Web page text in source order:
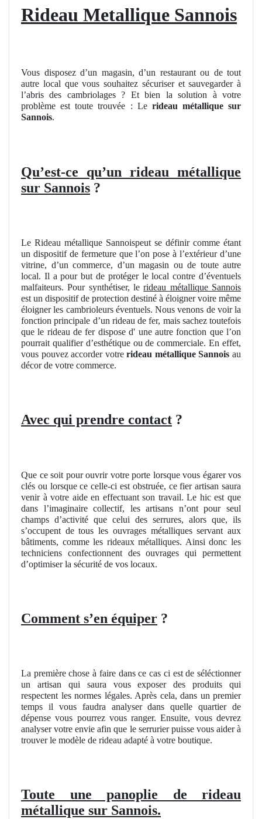
Rideau Metallique Sannois
Vous disposez d’un magasin, d’un restaurant ou de tout
autre local que vous souhaitez sécuriser et sauvegarder à
l’abris des cambriolages ? Et bien la solution à votre
problème est toute trouvée : Le rideau métallique sur
Sannois.
Qu’est-ce qu’un rideau métallique
sur Sannois ?
Le Rideau métallique Sannoispeut se définir comme étant
un dispositif de fermeture que l’on pose à l’extérieur d’une
vitrine, d’un commerce, d’un magasin ou de toute autre
local. Il a pour but de protéger le local contre d’éventuels
malfaiteurs. Pour synthétiser, lerideau métallique Sannois
est un dispositif de protection destiné à éloigner voire même
éloigner les cambrioleurs éventuels. Nous venons de voir la
fonction principale d’un rideau de fer, mais sachez toutefois
que le rideau de fer dispose d' une autre fonction que l’on
pourrait qualifier d’esthétique ou de commerciale. En effet,
vous pouvez accorder votrerideau métallique Sannois au
décor de votre commerce.
Avec qui prendre contact ?
Que ce soit pour ouvrir votre porte lorsque vous égarer vos
clés ou lorsque ce celle-ci est obstruée, ce fier artisan saura
venir à votre aide en effectuant son travail. Le hic est que
dans l’imaginaire collectif, les artisans n’ont pour seul
champs d’activité que celui des serrures, alors que, ils
s’occupent de tous les ouvrages métalliques servant aux
bâtiments, comme les rideaux métalliques. Ainsi donc les
techniciens confectionnent des ouvrages qui permettent
d’optimiser la sécurité de vos locaux.
Comment s’en équiper ?
La première chose à faire dans ce cas ci est de séléctionner
un artisan qui saura vous exposer des produits qui
respectent les normes légales. Après cela, dans un premier
temps il vous faudra analyser dans quelle quartier de
dépense vous pourrez vous ranger. Ensuite, vous devrez
analyser votre envie afin que le serrurier puisse vous aider à
trouver le modèle de rideau adapté à votre boutique.
Toute une panoplie de rideau
métallique sur Sannois.